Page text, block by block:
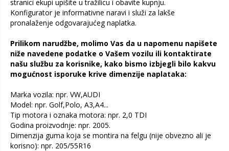
stranici ekupi upišite u tražilicu i obavite kupnju.
Konfigurator je informativne naravi i služi za lakše
pronalaženje odgovarajućeg naplatka.
Prilikom narudžbe, molimo Vas da u napomenu napišete
niže navedene podatke o Vašem vozilu ili kontaktirate
našu službu za korisnike, kako bismo izbjegli bilo kakvu
mogućnost isporuke krive dimenzije naplataka:
Marka vozila: npr. VW,AUDI
Model: npr. Golf,Polo, A3,A4...
Tip motora i oznaka motora: npr. 2,0 TDI
Godina proizvodnje: npr. 2005.
Dimenzija guma koja se montira na felgu (nije obvezno ali je
korisno): npr. 205/55R16